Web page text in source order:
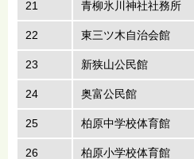
21 青柳氷川神社社務所
22 東三ツ木自治会館
23 新狭山公民館
24 奥富公民館
25 柏原中学校体育館
26 柏原小学校体育館